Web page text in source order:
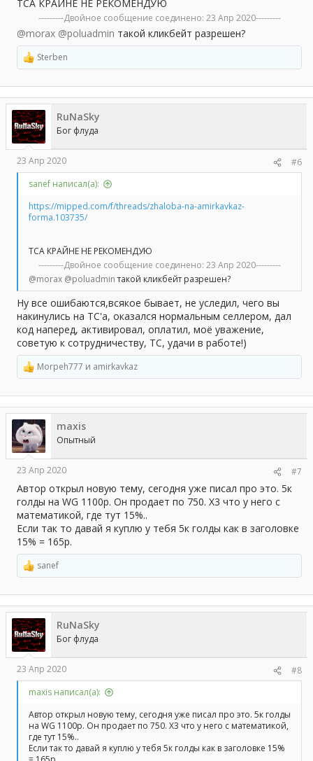
ТСА КРАЙНЕ НЕ РЕКОМЕНДУЮ
---------Двойное сообщение соединено: 23 Апр 2020---------
@morax @poluadmin такой кликбейт разрешен?
Р
е
а
к
ц
и
и
:
Sterben
RuNaSky
Бог флуда
23 Апр 2020
#6
sanef написал(а):
https://mipped.com/f/threads/zhaloba-na-amirkavkaz-
forma.103735/
ТСА КРАЙНЕ НЕ РЕКОМЕНДУЮ
---------Двойное сообщение соединено: 23 Апр 2020---------
@morax @poluadminтакой кликбейт разрешен?
Ну все ошибаются,всякое бывает, не уследил, чего вы
накинулись на ТС'а, оказался нормальным селлером, дал
код наперед, активировал, оплатил, моё уважение,
советую к сотрудничеству, ТС, удачи в работе!)
Р
е
а
к
ц
и
и
:
Morpeh777 и amirkavkaz
maxis
Опытный
23 Апр 2020 #7
Автор открыл новую тему, сегодня уже писал про это. 5к
голды на WG 1100р. Он продает по 750. Х3 что у него с
математикой, где тут 15%..
Если так то давай я куплю у тебя 5к голды как в заголовке
15% = 165р.
Р
е
а
к
ц
и
и
:
sanef
RuNaSky
Бог флуда
23 Апр 2020
#8
maxis написал(а):
Автор открыл новую тему, сегодня уже писал про это. 5к голды
на WG 1100р. Он продает по 750. Х3 что у него с математикой,
где тут 15%..
Если так то давай я куплю у тебя 5к голды как в заголовке 15%